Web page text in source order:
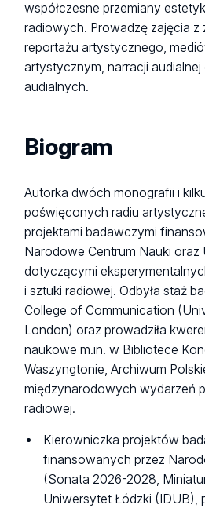
współczesne przemiany
radiowych. Prowadzę zajęcia z
reportażu artystycznego,
artystycznym, narracji
audialnych.
Biogram
Autorka dwóch monografii i
poświęconych radiu
projektami badawczymi
Narodowe Centrum Nauki oraz
dotyczącymi
i sztuki radiowej. Odbyła staż
College of Communication
London) oraz prowadziła
naukowe m.in. w Bibliotece
Waszyngtonie, Archiwum
międzynarodowych wydarzeń
radiowej.
Kierowniczka projektów
finansowanych przez
(Sonata 2026-2028,
Uniwersytet Łódzki (IDUB),